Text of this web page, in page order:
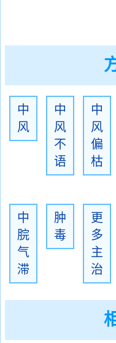
中
风
中
风
不
语
中
风
偏
枯
中
脘
气
滞
肿
毒
更
多
主
治